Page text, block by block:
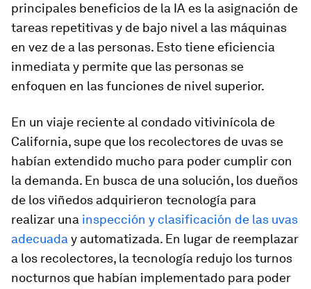
principales beneficios de la IA es la asignación de
tareas repetitivas y de bajo nivel a las máquinas
en vez de a las personas. Esto tiene eficiencia
inmediata y permite que las personas se
enfoquen en las funciones de nivel superior.
En un viaje reciente al condado vitivinícola de
California, supe que los recolectores de uvas se
habían extendido mucho para poder cumplir con
la demanda. En busca de una solución, los dueños
de los viñedos adquirieron tecnología para
realizar una inspección y clasificación de las uvas
adecuada y automatizada. En lugar de reemplazar
a los recolectores, la tecnología redujo los turnos
nocturnos que habían implementado para poder